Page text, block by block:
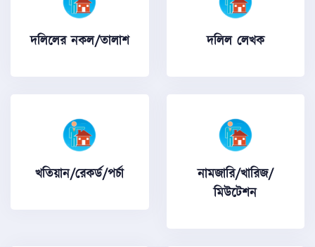
দলিলের নকল/তালাশ দলিল লেখক
খতিয়ান/রেকর্ড/পর্চা
নামজারি/খারিজ/
মিউটেশন